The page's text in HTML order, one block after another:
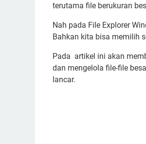
terutama file berukuran
Nah pada File Explorer
Bahkan kita bisa memilih
Pada artikel ini akan
dan mengelola file-file
lancar.